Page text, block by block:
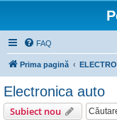
FAQ
Prima pagină
Electronica auto
Subiect nou